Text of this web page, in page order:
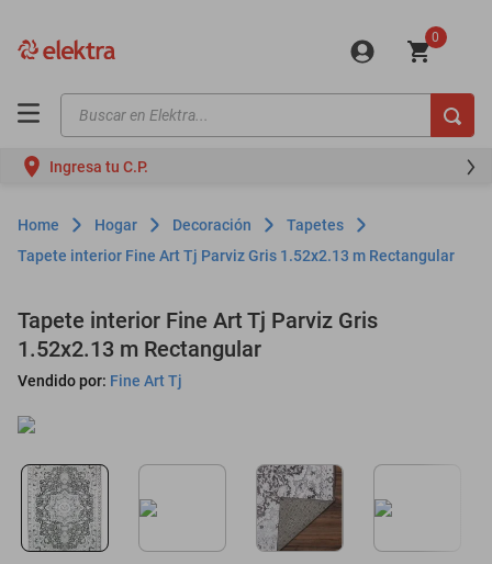
0
Buscar en Elektra...
Ingresa tu C.P.
Hogar Decoración
Tapetes
Tapete interior Fine Art Tj Parviz Gris 1.52x2.13 m Rectangular
Tapete interior Fine Art Tj Parviz Gris
1.52x2.13 m Rectangular
Vendido por: Fine Art Tj
motos
moto
celulares
refrigeradores
lavadoras
motoneta
oppo